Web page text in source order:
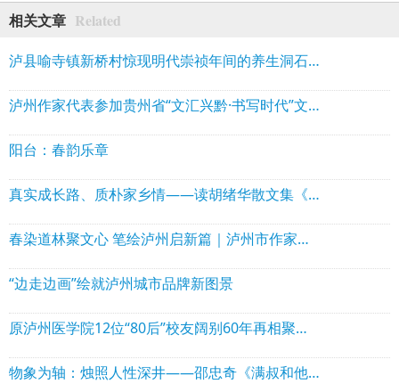
相关文章 Related
泸县喻寺镇新桥村惊现明代崇祯年间的养生洞石刻
泸州作家代表参加贵州省“文汇兴黔·书写时代”文学名家采风行活动
阳台：春韵乐章
真实成长路、质朴家乡情——读胡绪华散文集《走出小水河》
春染道林聚文心 笔绘泸州启新篇｜泸州市作家协会理事会走进泸县石桥镇道林沟 祥音奖2万元花落陈言熔
“边走边画”绘就泸州城市品牌新图景
原泸州医学院12位“80后”校友阔别60年再相聚！赠送“西南核医赋”！
物象为轴：烛照人性深井——邵忠奇《满叔和他的矿山》出版